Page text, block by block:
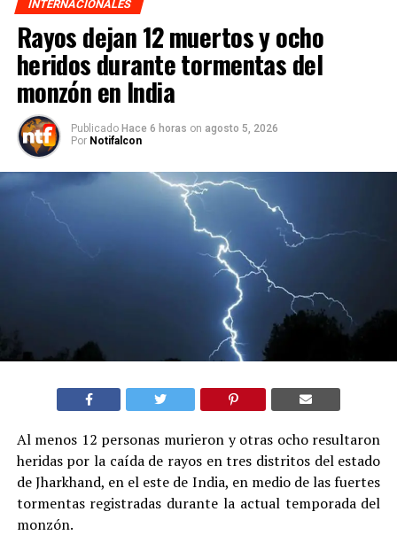
INTERNACIONALES
Rayos dejan 12 muertos y ocho
heridos durante tormentas del
monzón en India
Publicado Hace 6 horas on agosto 5, 2026
Por Notifalcon
Al menos 12 personas murieron y otras ocho resultaron
heridas por la caída de rayos en tres distritos del estado
de Jharkhand, en el este de India, en medio de las fuertes
tormentas registradas durante la actual temporada del
monzón.